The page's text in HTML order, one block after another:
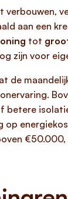
verbouwen,
aan een
tot
zijn voor
de
betere
op
€50.000,